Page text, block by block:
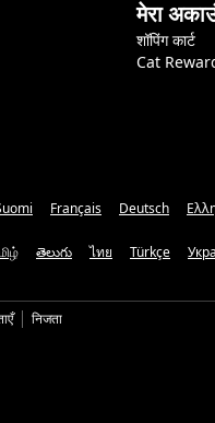
मेरा
शॉपिंग कार्ट
Cat
Français Deutsch
తెలుగు ไทย Türkçe
निजता